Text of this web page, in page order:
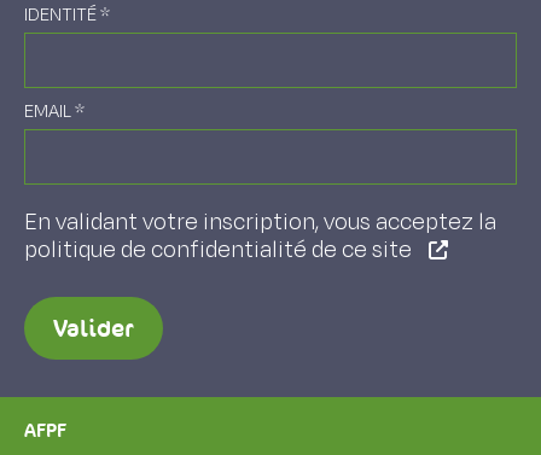
IDENTITÉ*
EMAIL*
En validant votre inscription, vous acceptez la
politique de confidentialité de ce site
Valider
AFPF